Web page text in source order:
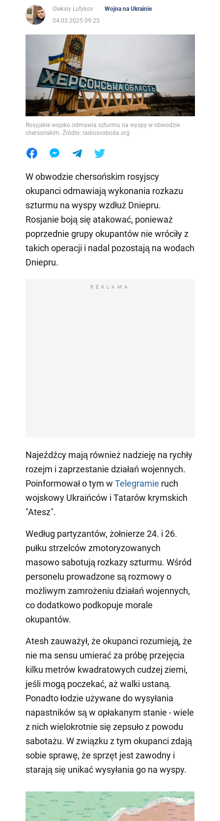
Oleksiy Lutykov
Wojna na Ukrainie
04.03.2025 09:25
Rosyjskie wojsko odmawia szturmu na wyspy w obwodzie
chersońskim. Źródło: radiosvoboda.org
W obwodzie chersońskim rosyjscy
okupanci odmawiają wykonania rozkazu
szturmu na wyspy wzdłuż Dniepru.
Rosjanie boją się atakować, ponieważ
poprzednie grupy okupantów nie wróciły z
takich operacji i nadal pozostają na wodach
Dniepru.
REKLAMA
Najeźdźcy mają również nadzieję na rychły
rozejm i zaprzestanie działań wojennych.
Poinformował o tym w Telegramie ruch
wojskowy Ukraińców i Tatarów krymskich
"Atesz".
Według partyzantów, żołnierze 24. i 26.
pułku strzelców zmotoryzowanych
masowo sabotują rozkazy szturmu. Wśród
personelu prowadzone są rozmowy o
możliwym zamrożeniu działań wojennych,
co dodatkowo podkopuje morale
okupantów.
Atesh zauważył, że okupanci rozumieją, że
nie ma sensu umierać za próbę przejęcia
kilku metrów kwadratowych cudzej ziemi,
jeśli mogą poczekać, aż walki ustaną.
Ponadto łodzie używane do wysyłania
napastników są w opłakanym stanie - wiele
z nich wielokrotnie się zepsuło z powodu
sabotażu. W związku z tym okupanci zdają
sobie sprawę, że sprzęt jest zawodny i
starają się unikać wysyłania go na wyspy.